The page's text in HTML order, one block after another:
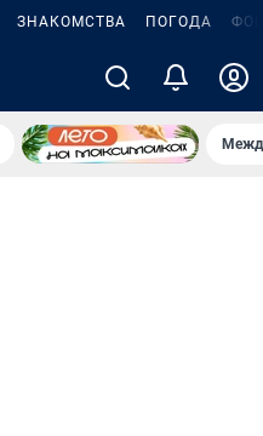
ЗНАКОМСТВА ПОГОДА